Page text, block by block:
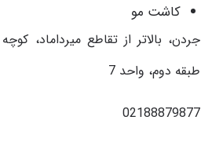
کاشت مو
طبقه دوم، واحد 7
02188879877